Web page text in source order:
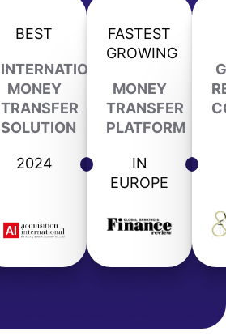
BEST
INTERNATIONAL
MONEY
TRANSFER
SOLUTION
2024
FASTEST
GROWING
MONEY
TRANSFER
PLATFORM
IN
EUROPE